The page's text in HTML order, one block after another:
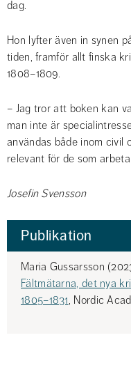
dag.
Hon lyfter även in synen
tiden, framför allt finska
1808–1809.
– Jag tror att boken kan
man inte är
användas både inom civil
relevant för de som
Josefin Svensson
Publikation
Maria Gussarsson
Fältmätarna, det nya
1805–1831, Nordic